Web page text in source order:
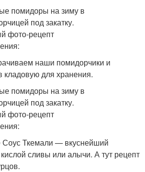
наши помидорчики и
кладовую для хранения.
Ткемали — вкуснейший
кислой сливы или алычи. А тут рецепт